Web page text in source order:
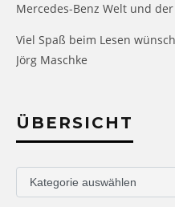
Mercedes-Benz Welt und
Viel Spaß beim Lesen
Jörg Maschke
ÜBERSICHT
Übersicht